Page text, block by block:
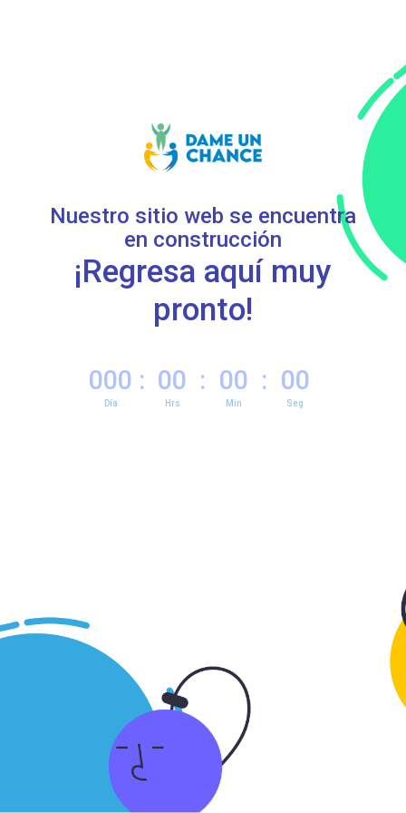
Nuestro sitio web se encuentra
en construcción
¡Regresa aquí muy
pronto!
000
Día
: 00
Hrs
: 00
Min
: 00
Seg